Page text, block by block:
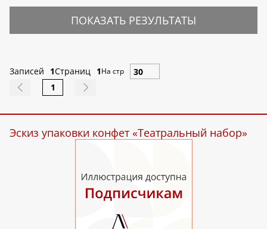
ПОКАЗАТЬ РЕЗУЛЬТАТЫ
Записей 1Страниц 1На стр
1
Эскиз упаковки конфет «Театральный набор»